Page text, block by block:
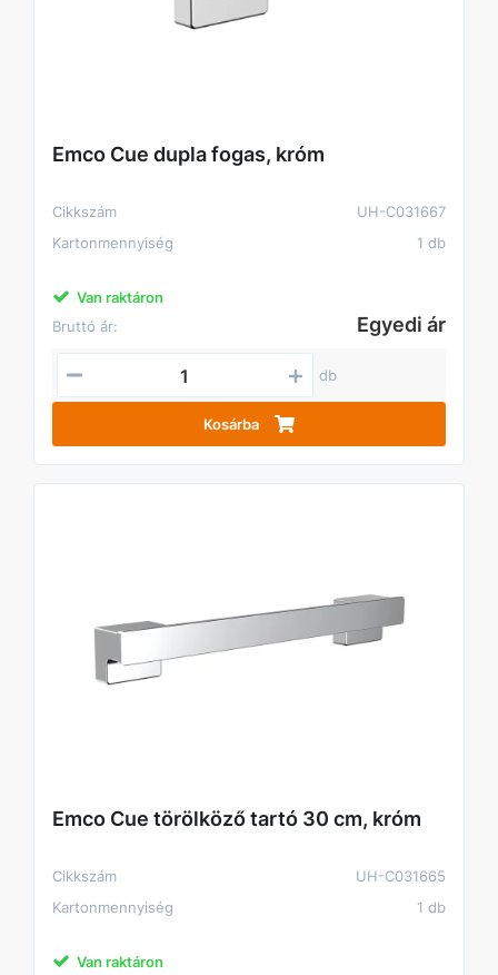
Emco Cue dupla fogas, króm
Cikkszám
UH-C031667
Kartonmennyiség
1 db
Van raktáron
Bruttó ár:
Egyedi ár
db
Kosárba
Emco Cue törölköző tartó 30 cm, króm
Cikkszám
UH-C031665
Kartonmennyiség
1 db
Van raktáron